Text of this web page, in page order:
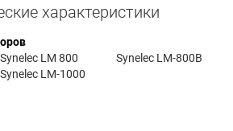
характеристики
Synelec LM 800
Synelec LM-1000
Synelec LM-800B